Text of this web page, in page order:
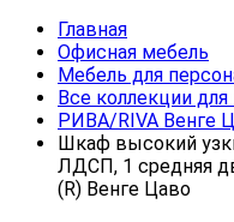
Главная
Офисная мебель
Мебель для
Все коллекции для
РИВА/RIVA Венге
Шкаф высокий
ЛДСП, 1 средняя
(R) Венге Цаво